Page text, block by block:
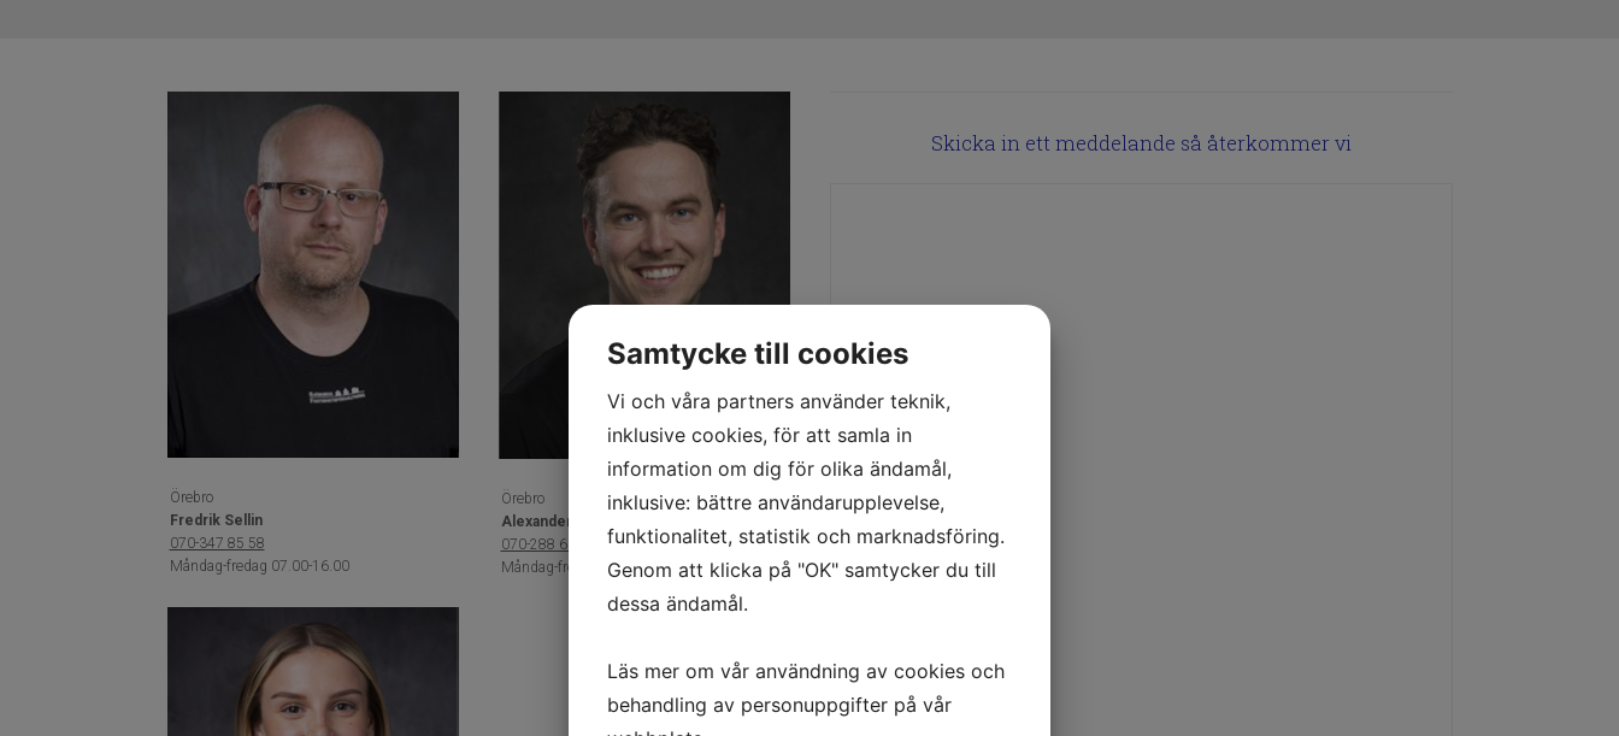
Örebro
Fredrik Sellin
070-347 85 58
Måndag-fredag 07.00-16.00
Örebro
Alexander Pikkarainen
070-288 60 90
Måndag-fredag 07.00-16.00
Skicka in ett meddelande så återkommer vi
Samtycke till cookies
Vi och våra partners använder teknik,
inklusive cookies, för att samla in
information om dig för olika ändamål,
inklusive: bättre användarupplevelse,
funktionalitet, statistik och marknadsföring.
Genom att klicka på "OK" samtycker du till
dessa ändamål.
Läs mer om vår användning av cookies och
behandling av personuppgifter på vår